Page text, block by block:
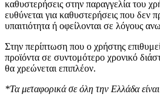
καθυστερήσεις στην παραγγελία του
ευθύνεται για καθυστερήσεις που δεν
υπαιτιότητα ή οφείλονται σε λόγους
Στην περίπτωση που ο χρήστης
προϊόντα σε συντομότερο χρονικό
θα χρεώνεται επιπλέον.
*Τα μεταφορικά σε όλη την Ελλάδα